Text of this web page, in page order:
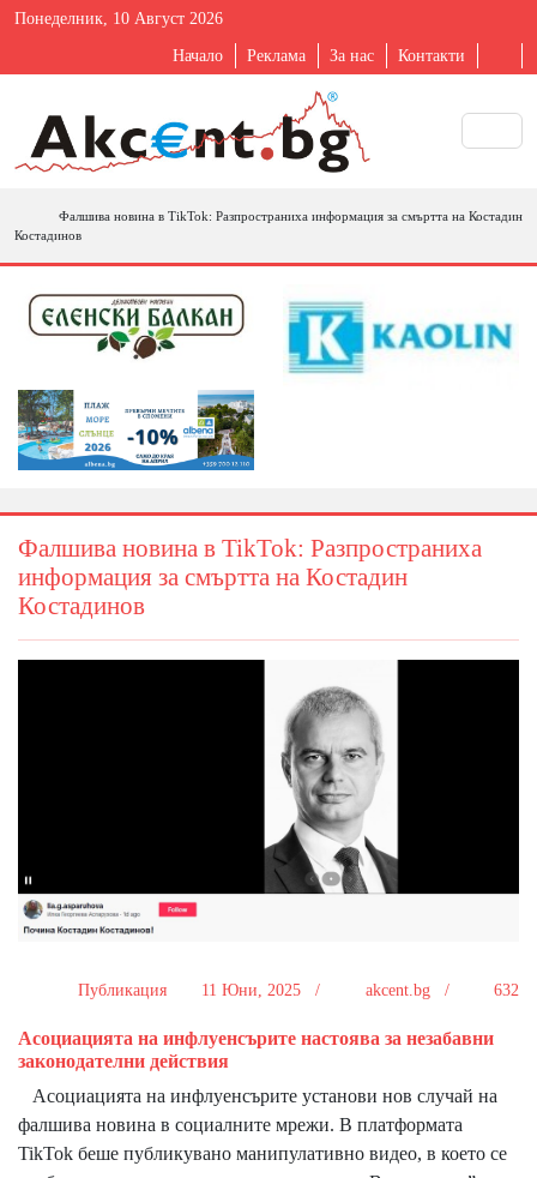
Понеделник, 10 Август 2026
Начало Реклама За нас Контакти
Фалшива новина в TikTok: Разпространиха информация за смъртта на Костадин
Костадинов
Фалшива новина в TikTok: Разпространиха
информация за смъртта на Костадин
Костадинов
Публикация 11 Юни, 2025 / akcent.bg / 632
Асоциацията на инфлуенсърите настоява за незабавни
законодателни действия
Асоциацията на инфлуенсърите установи нов случай на
фалшива новина в социалните мрежи. В платформата
TikTok беше публикувано манипулативно видео, в което се